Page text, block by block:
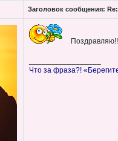
Заголовок сообщения:
Что за фраза?!